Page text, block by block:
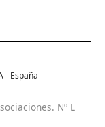
- España
Nº L